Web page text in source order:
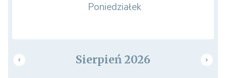
Poniedziałek
Sierpień 2026